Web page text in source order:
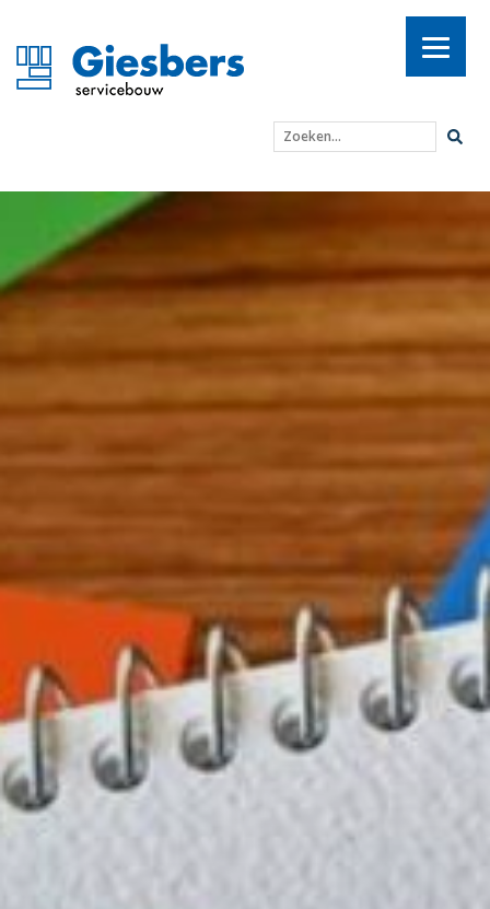
Zoeken...
Rondetafelgesprek